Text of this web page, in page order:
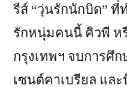
รีส์ “วุ่นรักนักบิด”
รักหนุ่มคนนี้ คิวพี ห
กรุงเทพฯ จบการศึก
เซนต์คาเบรียล แล